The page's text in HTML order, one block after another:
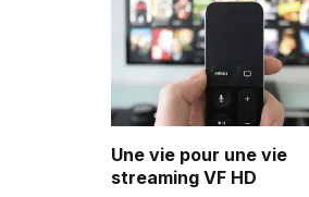
Une vie pour une vie
streaming VF HD